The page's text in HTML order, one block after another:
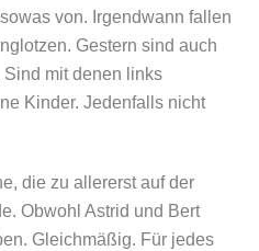
von. Irgendwann fallen
Gestern sind auch
mit denen links
Kinder. Jedenfalls nicht
die zu allererst auf der
Obwohl Astrid und Bert
Gleichmäßig. Für jedes